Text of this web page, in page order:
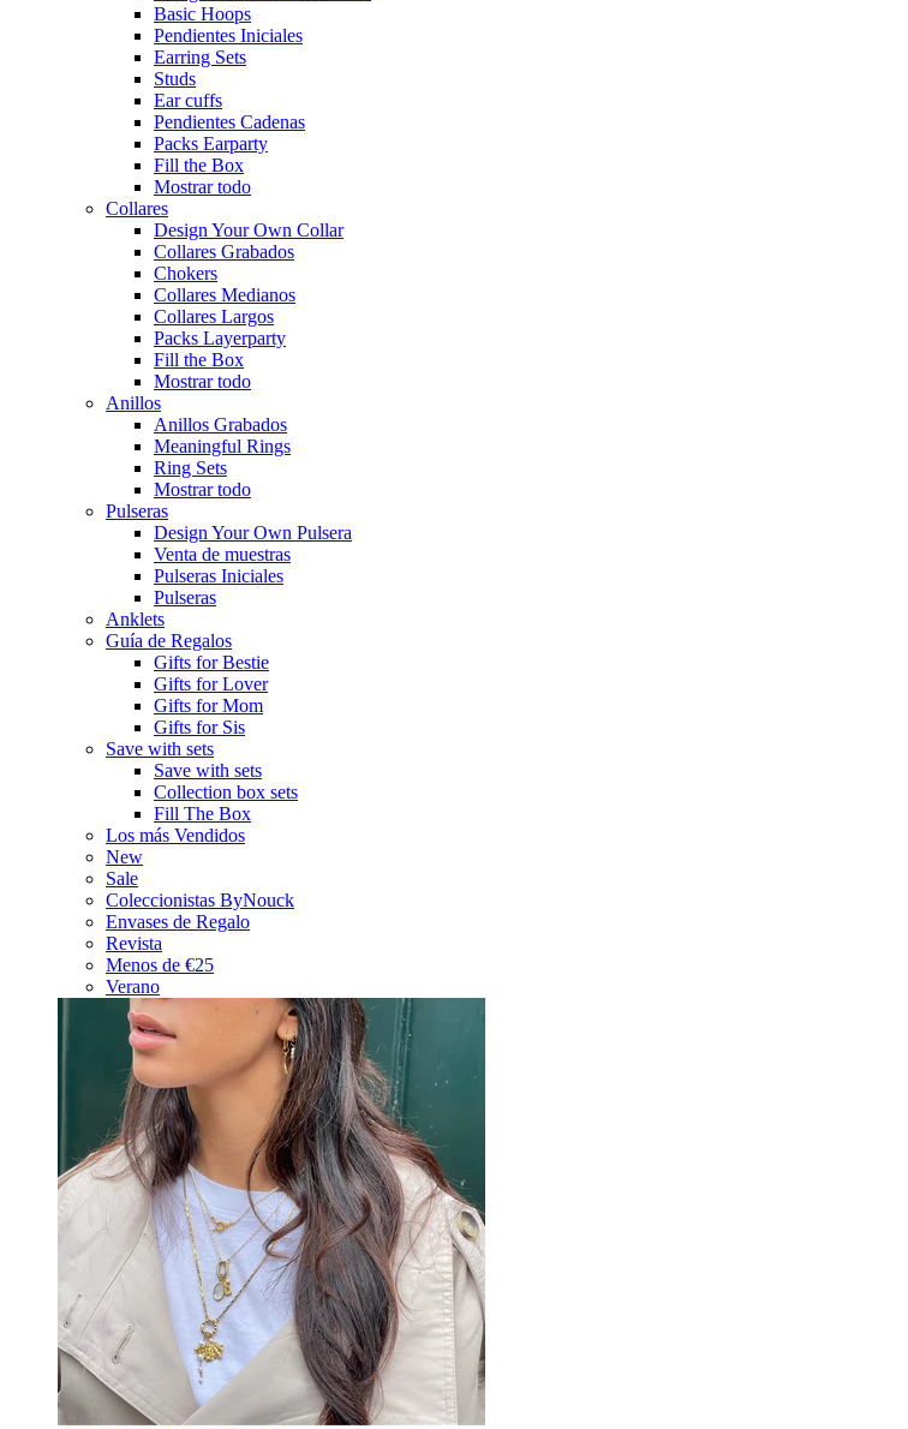
Basic Hoops
Pendientes Iniciales
Earring Sets
Studs
Ear cuffs
Pendientes Cadenas
Packs Earparty
Fill the Box
Mostrar todo
Collares
Design Your Own Collar
Collares Grabados
Chokers
Collares Medianos
Collares Largos
Packs Layerparty
Fill the Box
Mostrar todo
Anillos
Anillos Grabados
Meaningful Rings
Ring Sets
Mostrar todo
Pulseras
Design Your Own Pulsera
Venta de muestras
Pulseras Iniciales
Pulseras
Anklets
Guía de Regalos
Gifts for Bestie
Gifts for Lover
Gifts for Mom
Gifts for Sis
Save with sets
Save with sets
Collection box sets
Fill The Box
Los más Vendidos
New
Sale
Coleccionistas ByNouck
Envases de Regalo
Revista
Menos de €25
Verano